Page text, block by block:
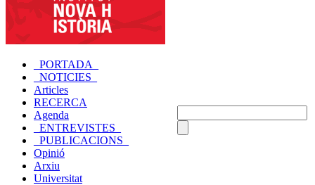
_PORTADA_
_NOTICIES_
Articles
RECERCA
Agenda
_ENTREVISTES_
_PUBLICACIONS_
Opinió
Arxiu
Universitat